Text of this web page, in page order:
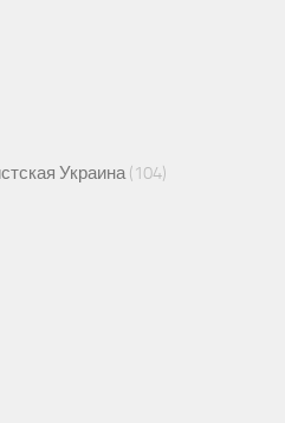
Украина(104)